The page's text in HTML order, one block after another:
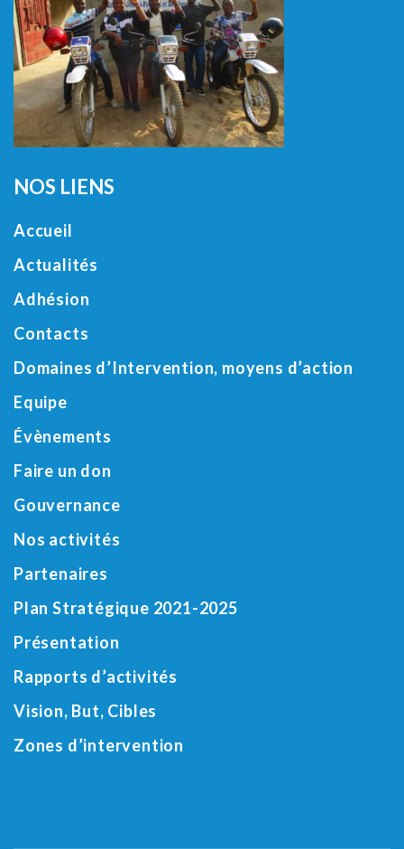
NOS LIENS
Accueil
Actualités
Adhésion
Contacts
Domaines d’Intervention, moyens d’action
Equipe
Évènements
Faire un don
Gouvernance
Nos activités
Partenaires
Plan Stratégique 2021-2025
Présentation
Rapports d’activités
Vision, But, Cibles
Zones d’intervention